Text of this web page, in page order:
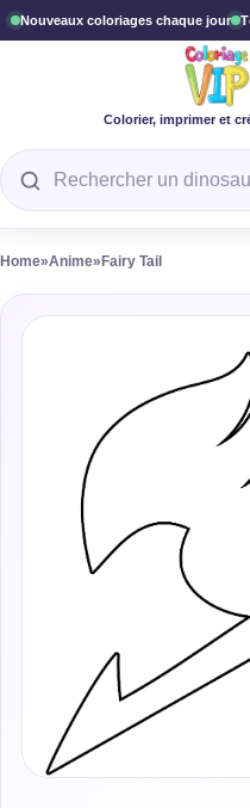
Nouveaux coloriages chaque jour
Colorier, imprimer et
Rechercher un coloriage
Home»Anime» Fairy Tail